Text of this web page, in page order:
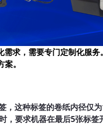
求，需要专门定制化服
。
，这种标签的卷纸内径仅
要求机器在最后5张标签